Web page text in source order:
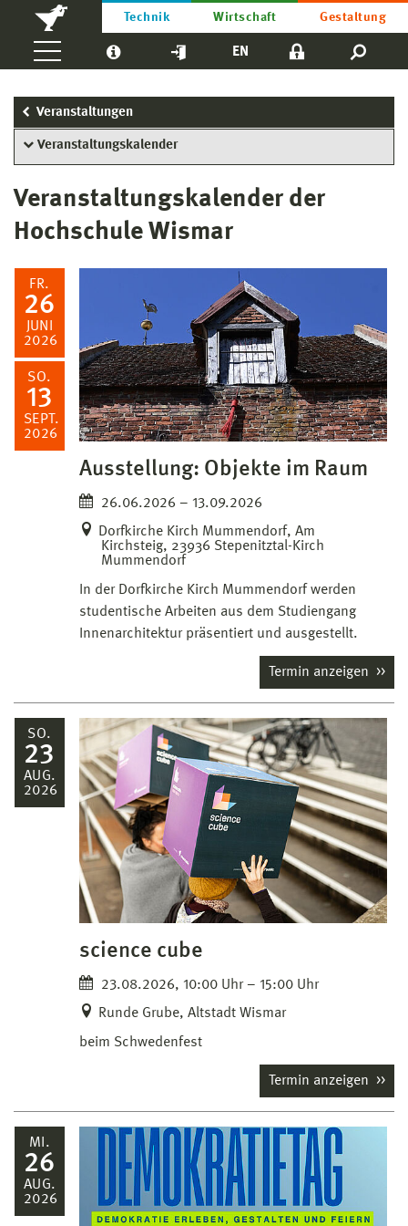
Technik Wirtschaft Gestaltung
EN
Veranstaltungen
Veranstaltungskalender
Veranstaltungskalender der
Hochschule Wismar
FR.
26
JUNI
2026
SO.
13
SEPT.
2026
Ausstellung: Objekte im Raum
26.06.2026 – 13.09.2026
Dorfkirche Kirch Mummendorf, Am
Kirchsteig, 23936 Stepenitztal-Kirch
Mummendorf
In der Dorfkirche Kirch Mummendorf werden
studentische Arbeiten aus dem Studiengang
Innenarchitektur präsentiert und ausgestellt.
Termin anzeigen
SO.
23
AUG.
2026
science cube
23.08.2026, 10:00 Uhr – 15:00 Uhr
Runde Grube, Altstadt Wismar
beim Schwedenfest
Termin anzeigen
MI.
26
AUG.
2026